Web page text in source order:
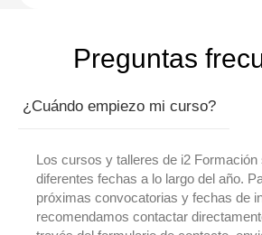
Preguntas
¿Cuándo empiezo mi curso?
Los cursos y talleres de i2 Formación
diferentes fechas a lo largo del año.
próximas convocatorias y fechas de
recomendamos contactar